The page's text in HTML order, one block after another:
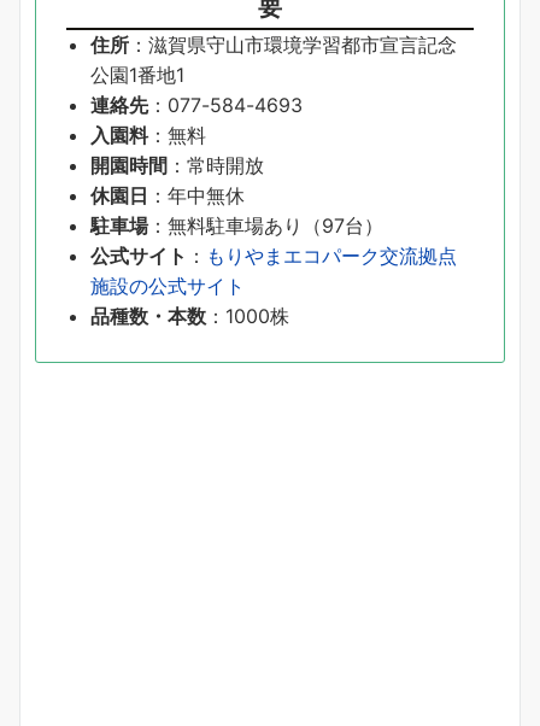
要
住所：滋賀県守山市環境学習都市宣言記念
公園1番地1
連絡先：077-584-4693
入園料：無料
開園時間 ：常時開放
休園日 ：年中無休
駐車場：無料駐車場あり（97台）
公式サイト ： もりやまエコパーク交流拠点
施設の公式サイト
品種数・本数：1000株